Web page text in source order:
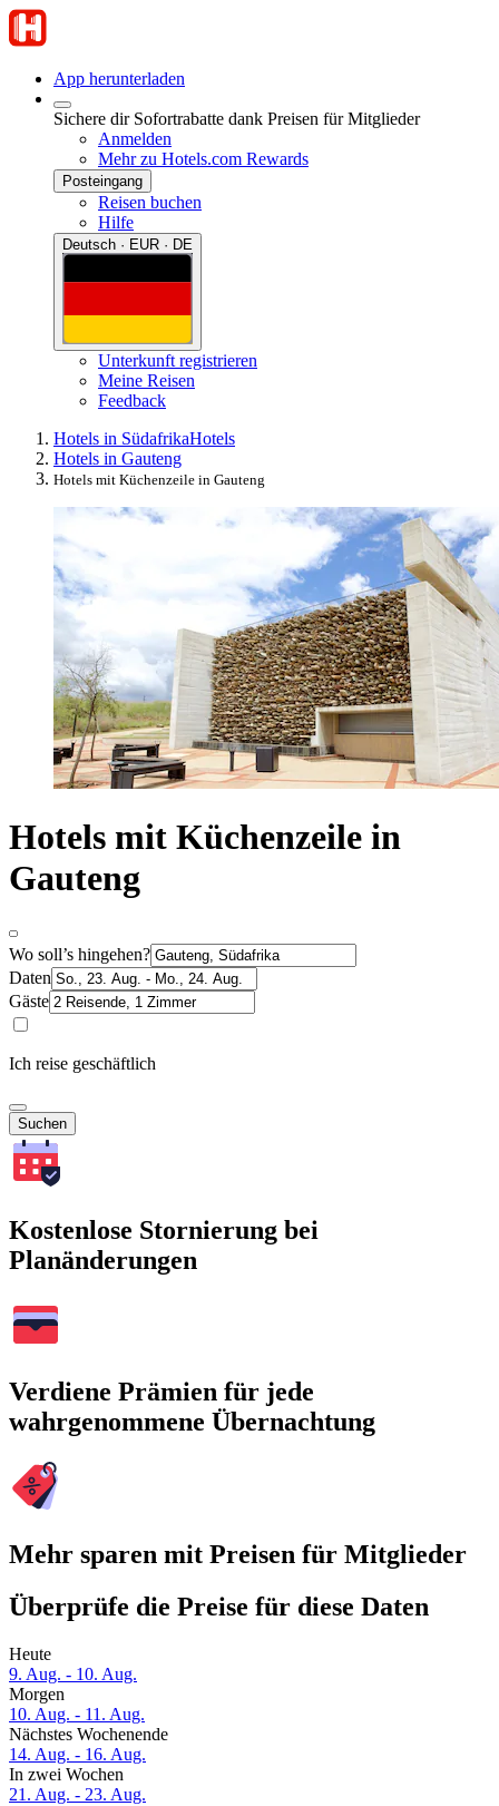
App herunterladen
Sichere dir Sofortrabatte dank Preisen für Mitglieder
Anmelden
Mehr zu Hotels.com Rewards
Posteingang
Reisen buchen
Hilfe
Deutsch · EUR · DE
Unterkunft registrieren
Meine Reisen
Feedback
Hotels in SüdafrikaHotels
Hotels in Gauteng
Hotels mit Küchenzeile in Gauteng
Hotels mit Küchenzeile in
Gauteng
Wo soll’s hingehen?
Daten
Gäste
Ich reise geschäftlich
Suchen
Kostenlose Stornierung bei
Planänderungen
Verdiene Prämien für jede
wahrgenommene Übernachtung
Mehr sparen mit Preisen für Mitglieder
Überprüfe die Preise für diese Daten
Heute
9. Aug. - 10. Aug.
Morgen
10. Aug. - 11. Aug.
Nächstes Wochenende
14. Aug. - 16. Aug.
In zwei Wochen
21. Aug. - 23. Aug.